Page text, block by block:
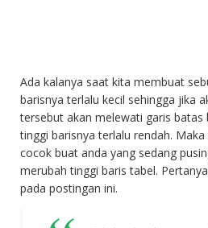
Ada kalanya saat kita membuat
barisnya terlalu kecil sehingga jika
tersebut akan melewati garis batas
tinggi barisnya terlalu rendah.
cocok buat anda yang sedang
merubah tinggi baris tabel.
pada postingan ini.